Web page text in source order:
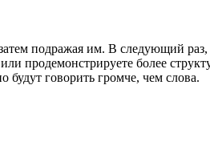
подражая им. В следующий раз,
продемонстрируете более
говорить громче, чем слова.